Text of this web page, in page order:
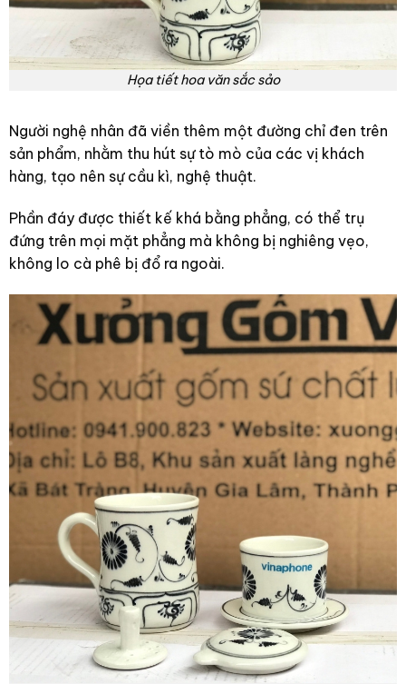
Họa tiết hoa văn sắc sảo
Người nghệ nhân đã viền thêm một đường chỉ đen trên
sản phẩm, nhằm thu hút sự tò mò của các vị khách
hàng, tạo nên sự cầu kì, nghệ thuật.
Phần đáy được thiết kế khá bằng phẳng, có thể trụ
đứng trên mọi mặt phẳng mà không bị nghiêng vẹo,
không lo cà phê bị đổ ra ngoài.